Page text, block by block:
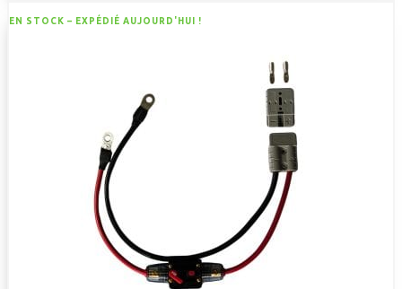
EN STOCK – EXPÉDIÉ AUJOURD'HUI !